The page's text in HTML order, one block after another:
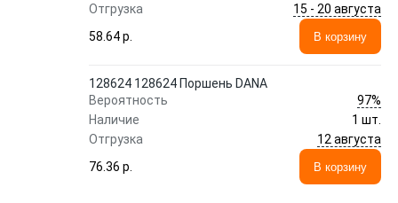
Отгрузка
15 - 20 августа
58.64 p.
В корзину
128624 128624 Поршень DANA
Вероятность
97%
Наличие
1 шт.
Отгрузка
12 августа
76.36 p.
В корзину